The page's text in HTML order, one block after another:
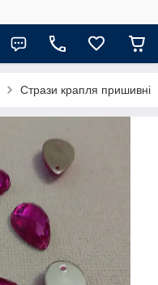
Стрази крапля пришивні